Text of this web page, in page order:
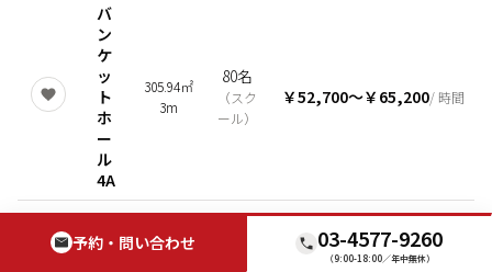
バ
ン
ケ
ッ
ト
ホ
ー
ル
4A
305.94㎡
3m
80名
（スク
ール）
￥52,700〜￥65,200/ 時間
バ
ン
予約・問い合わせ 03-4577-9260
（9:00-18:00／年中無休）